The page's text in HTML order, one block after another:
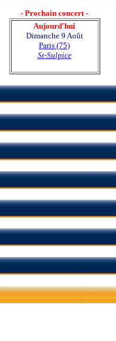
- Prochain concert -
Aujourd'hui
Dimanche 9 Août
Paris (75)
St-Sulpice